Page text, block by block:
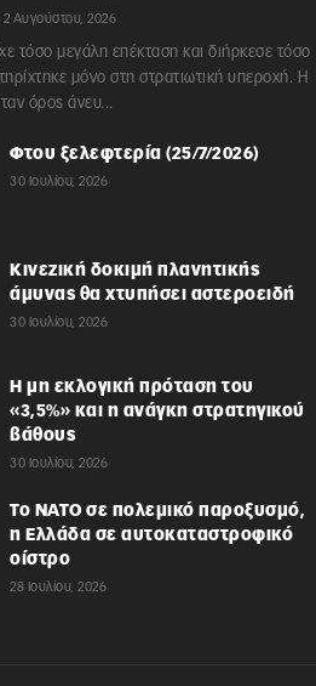
2 Αυγούστου, 2026
τόσο μεγάλη επέκταση και διήρκεσε τόσο
μόνο στη στρατιωτική υπεροχή. Η
όρος άνευ...
Φτου ξελεφτερία (25/7/2026)
30 Ιουλίου, 2026
Κινεζική δοκιμή πλανητικής
άμυνας θα χτυπήσει αστεροειδή
30 Ιουλίου, 2026
Η μη εκλογική πρόταση του
«3,5%» και η ανάγκη στρατηγικού
βάθους
30 Ιουλίου, 2026
Το ΝΑΤΟ σε πολεμικό παροξυσμό,
η Ελλάδα σε αυτοκαταστροφικό
οίστρο
28 Ιουλίου, 2026